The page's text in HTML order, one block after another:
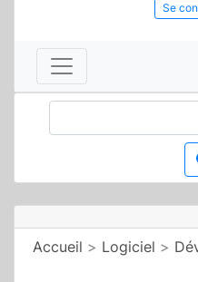
Se
Accueil > Logiciel >